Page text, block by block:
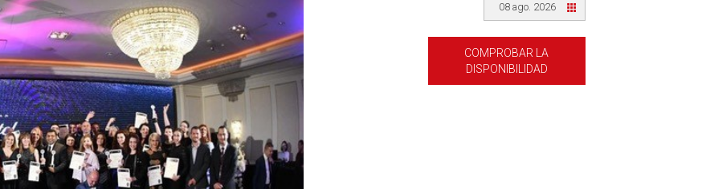
08 ago. 2026
COMPROBAR LA
DISPONIBILIDAD